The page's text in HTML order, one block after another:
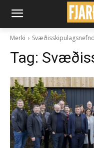
Merki
Tag: